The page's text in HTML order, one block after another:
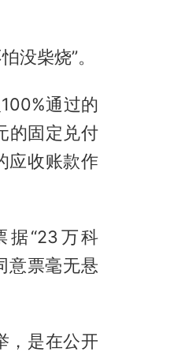
没柴烧”。
通过的
的固定兑付
应收账款作
“23万科
意票毫无悬
，是在公开